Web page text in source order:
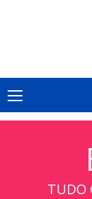
TUDO